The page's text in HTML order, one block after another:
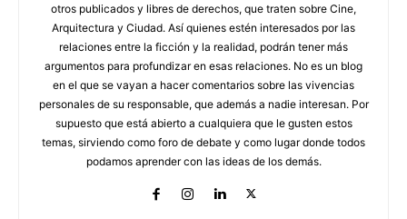
otros publicados y libres de derechos, que traten sobre Cine,
Arquitectura y Ciudad. Así quienes estén interesados por las
relaciones entre la ficción y la realidad, podrán tener más
argumentos para profundizar en esas relaciones. No es un blog
en el que se vayan a hacer comentarios sobre las vivencias
personales de su responsable, que además a nadie interesan. Por
supuesto que está abierto a cualquiera que le gusten estos
temas, sirviendo como foro de debate y como lugar donde todos
podamos aprender con las ideas de los demás.